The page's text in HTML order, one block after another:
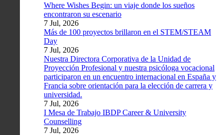
Where Wishes Begin: un viaje donde los sueños
encontraron su escenario
7 Jul, 2026
Más de 100 proyectos brillaron en el STEM/STEAM
Day
7 Jul, 2026
Nuestra Directora Corporativa de la Unidad de
Proyección Profesional y nuestra psicóloga vocacional
participaron en un encuentro internacional en España y
Francia sobre orientación para la elección de carrera y
universidad.
7 Jul, 2026
I Mesa de Trabajo IBDP Career & University
Counselling
7 Jul, 2026